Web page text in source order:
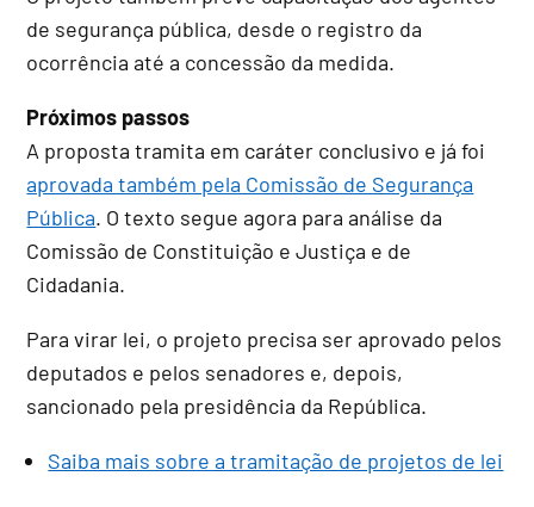
de segurança pública, desde o registro da
ocorrência até a concessão da medida.
Próximos passos
A proposta tramita em caráter conclusivo e já foi
aprovada também pela Comissão de Segurança
Pública. O texto segue agora para análise da
Comissão de Constituição e Justiça e de
Cidadania.
Para virar lei, o projeto precisa ser aprovado pelos
deputados e pelos senadores e, depois,
sancionado pela presidência da República.
Saiba mais sobre a tramitação de projetos de lei